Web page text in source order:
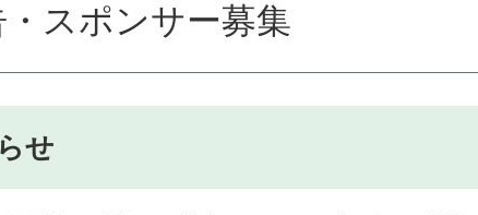
・スポンサー募集
せ